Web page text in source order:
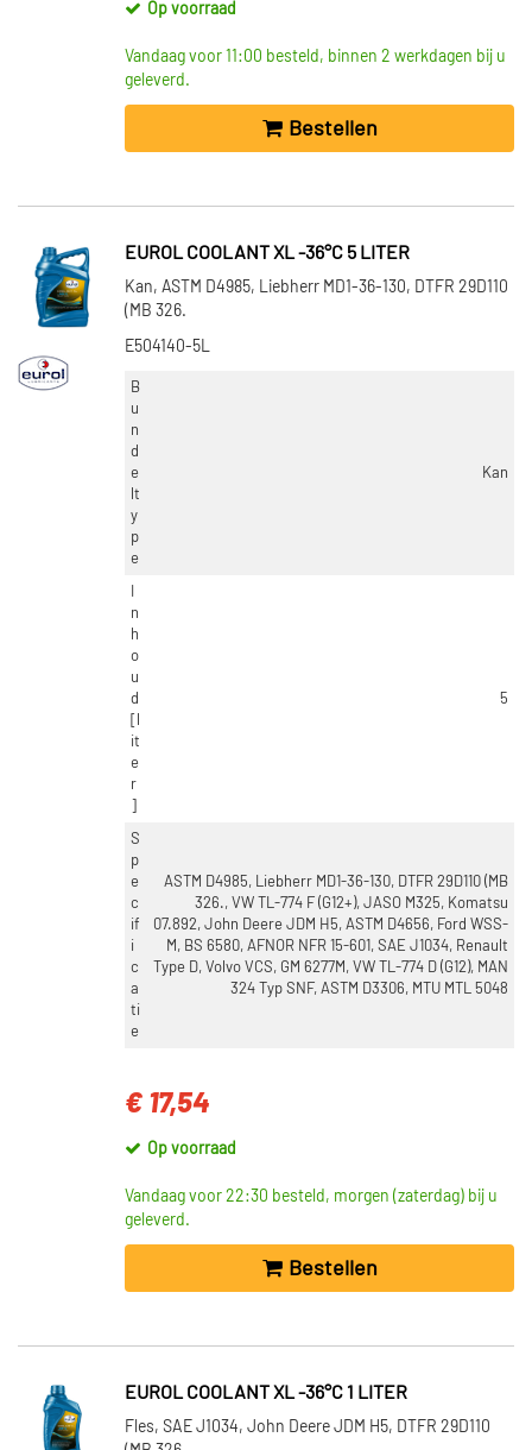
Op voorraad
Vandaag voor 11:00 besteld, binnen 2 werkdagen bij u
geleverd.
Bestellen
EUROL COOLANT XL -36°C 5 LITER
Kan, ASTM D4985, Liebherr MD1-36-130, DTFR 29D110
(MB 326.
E504140-5L
B
u
n
d
e
lt
y
p
e
Kan
n
h
o
u
d
it
e
r
5
S
p
e
c
if
i
c
a
ti
e
ASTM D4985, Liebherr MD1-36-130, DTFR 29D110 (MB
326., VW TL-774 F (G12+), JASO M325, Komatsu
07.892, John Deere JDM H5, ASTM D4656, Ford WSS-
M, BS 6580, AFNOR NFR 15-601, SAE J1034, Renault
Type D, Volvo VCS, GM 6277M, VW TL-774 D (G12), MAN
324 Typ SNF, ASTM D3306, MTU MTL 5048
€ 17,54
Op voorraad
Vandaag voor 22:30 besteld, morgen (zaterdag) bij u
geleverd.
Bestellen
EUROL COOLANT XL -36°C 1 LITER
Fles, SAE J1034, John Deere JDM H5, DTFR 29D110